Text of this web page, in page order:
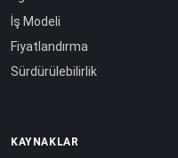
İş Modeli
Fiyatlandırma
Sürdürülebilirlik
KAYNAKLAR